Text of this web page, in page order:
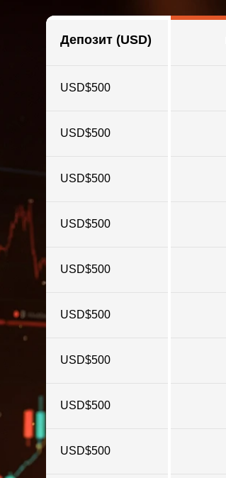
Депозит (USD)
USD$500
USD$500
USD$500
USD$500
USD$500
USD$500
USD$500
USD$500
USD$500